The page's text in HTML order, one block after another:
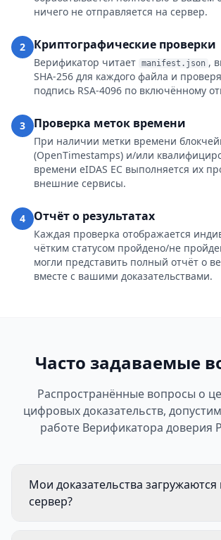
ничего не отправляется на сервер.
2 Криптографические проверки
Верификатор читает manifest.json ,
SHA-256 для каждого файла и
подпись RSA-4096 по включённому
3 Проверка меток времени
При наличии метки времени
(OpenTimestamps) и/или
времени eIDAS ЕС выполняется их
внешние сервисы.
4 Отчёт о результатах
Каждая проверка отображается
чётким статусом пройдено/не
могли представить полный отчёт о
вместе с вашими доказательствами.
Часто задаваемые
Распространённые вопросы о
цифровых доказательств,
работе Верификатора доверия
Мои доказательства загружаются
сервер?